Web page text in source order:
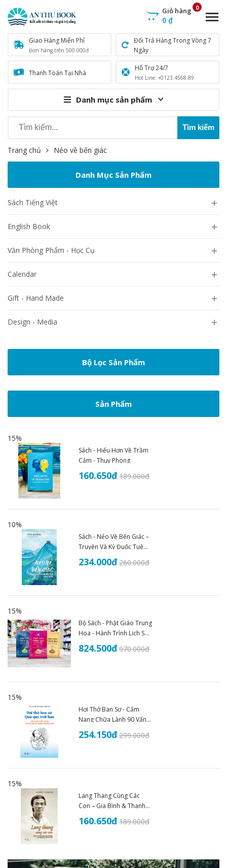
Giao Hàng Miễn Phí
Đơn hàng trên 500.000đ
Đổi Trả Hàng Trong Vòng 7
Ngày
Thanh Toán Tại Nhà
Hỗ Trợ 24/7
Hot Line: +0123.4568.89
Danh mục sản phẩm
Giỏ hàng
0 ₫
0
Trang chủ Nẻo về bến giác
Danh Mục Sản Phẩm
Sách Tiếng Việt 
English Book 
Văn Phòng Phẩm - Học Cụ 
Calendar 
Gift - Hand Made 
Design - Media 
Bộ Lọc Sản Phẩm
Sản Phẩm
15%
Sách - Hiểu Hơn Về Trầm
Cảm - Thụy Phong
160.650đ189.000đ
10%
Sách - Nẻo Về Bến Giác –
Truyện Và Ký Đuốc Tuệ
(1935–1945) - An Thư
Book
234.000đ260.000đ
15%
Bộ Sách - Phật Giáo Trung
Hoa - Hành Trình Lịch Sử
Văn Hóa Và Tư Tưởng
(Trọn Bộ 3 Tập)
824.500đ970.000đ
15%
Hơi Thở Ban Sơ - Cẩm
Nang Chữa Lành 90 Vấn
Đề Sức Khoẻ - THS.BS
Đoàn Nhật Trung (2025)
254.150đ299.000đ
15%
Lang Thang Cùng Các
Con – Gia Bình & Thanh
Nhã
160.650đ189.000đ